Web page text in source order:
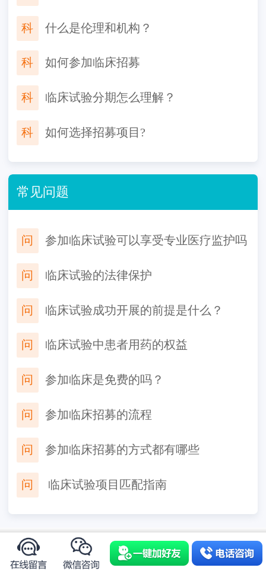
科 什么是伦理和机构？
科 如何参加临床招募
科 临床试验分期怎么理解？
科 如何选择招募项目?
常见问题
问 参加临床试验可以享受专业医疗监护吗
问 临床试验的法律保护
问 临床试验成功开展的前提是什么？
问 临床试验中患者用药的权益
问 参加临床是免费的吗？
问 参加临床招募的流程
问 参加临床招募的方式都有哪些
问 ​ 临床试验项目匹配指南